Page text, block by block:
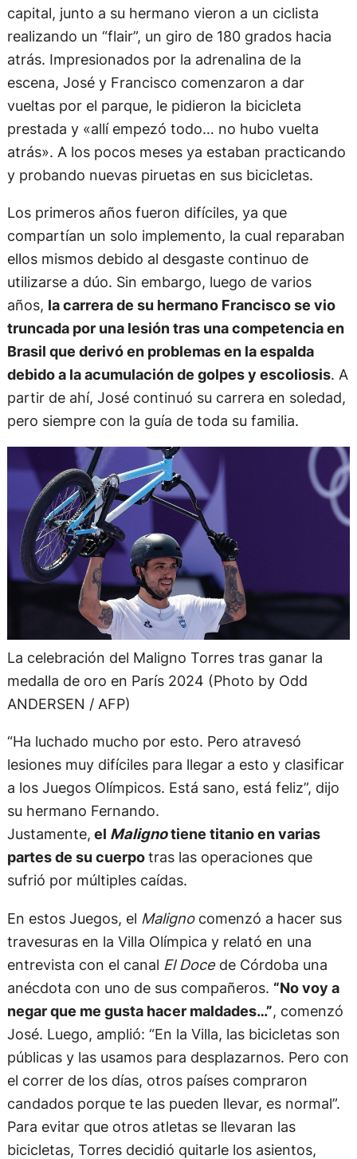
capital, junto a su hermano vieron a un ciclista
realizando un “flair”, un giro de 180 grados hacia
atrás. Impresionados por la adrenalina de la
escena, José y Francisco comenzaron a dar
vueltas por el parque, le pidieron la bicicleta
prestada y «allí empezó todo… no hubo vuelta
atrás». A los pocos meses ya estaban practicando
y probando nuevas piruetas en sus bicicletas.
Los primeros años fueron difíciles, ya que
compartían un solo implemento, la cual reparaban
ellos mismos debido al desgaste continuo de
utilizarse a dúo. Sin embargo, luego de varios
años, la carrera de su hermano Francisco se vio
truncada por una lesión tras una competencia en
Brasil que derivó en problemas en la espalda
debido a la acumulación de golpes y escoliosis. A
partir de ahí, José continuó su carrera en soledad,
pero siempre con la guía de toda su familia.
La celebración del Maligno Torres tras ganar la
medalla de oro en París 2024 (Photo by Odd
ANDERSEN / AFP)
“Ha luchado mucho por esto. Pero atravesó
lesiones muy difíciles para llegar a esto y clasificar
a los Juegos Olímpicos. Está sano, está feliz”, dijo
su hermano Fernando.
Justamente, el Malignotiene titanio en varias
partes de su cuerpotras las operaciones que
sufrió por múltiples caídas.
En estos Juegos, el Malignocomenzó a hacer sus
travesuras en la Villa Olímpica y relató en una
entrevista con el canal El Docede Córdoba una
anécdota con uno de sus compañeros. “No voy a
negar que me gusta hacer maldades…”, comenzó
José. Luego, amplió: “En la Villa, las bicicletas son
públicas y las usamos para desplazarnos. Pero con
el correr de los días, otros países compraron
candados porque te las pueden llevar, es normal”.
Para evitar que otros atletas se llevaran las
bicicletas, Torres decidió quitarle los asientos,